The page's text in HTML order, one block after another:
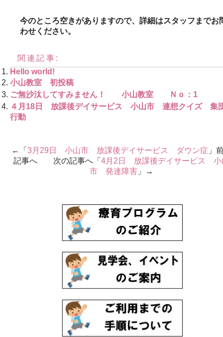
今のところ空きがありますので、詳細はスタッフまでお
わせください。
関連記事:
Hello world!
小山教室 初投稿
ご無沙汰してすみません！ 小山教室 Ｎｏ：1
４月18日 放課後デイサービス 小山市 連想クイズ 集
行動
←「 3月29日 小山市 放課後デイサービス ダウン症 」
記事へ 次の記事へ「 4月2日 放課後デイサービス 小
市 発達障害 」→